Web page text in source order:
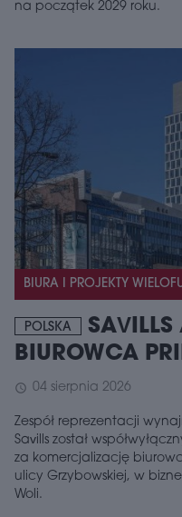
na początek 2029 roku.
BIURA I PROJEKTY
POLSKA
SAVILLS
BIUROWCA
schedule 04 sierpnia 2026
Zespół reprezentacji
Savills został
za komercjalizację
ulicy Grzybowskiej, w
Woli.